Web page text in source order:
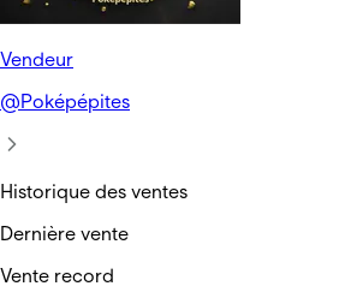
Vendeur
@Poképépites
Historique des ventes
Dernière vente
Vente record